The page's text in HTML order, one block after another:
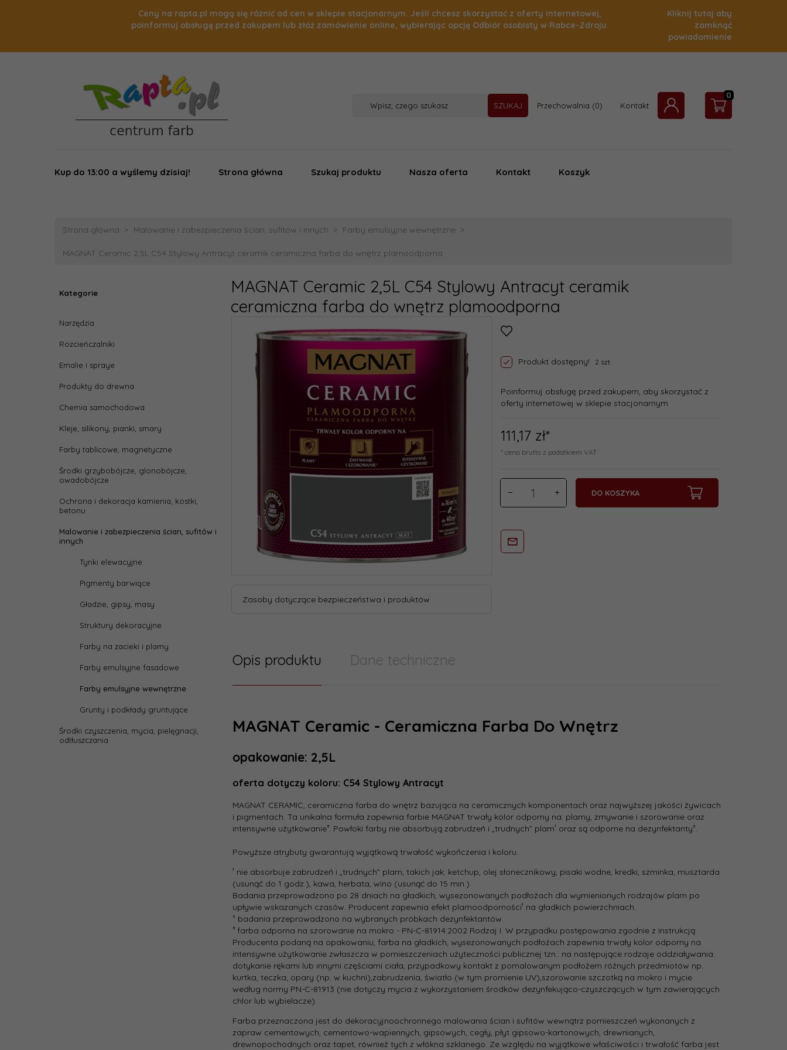
Ceny na rapta.pl mogą się różnić od cen w sklepie stacjonarnym. Jeśli chcesz skorzystać z oferty internetowej,
poinformuj obsługę przed zakupem lub złóż zamówienie online, wybierając opcję Odbiór osobisty w Rabce-Zdroju.
Kliknij tutaj aby
zamknąć
powiadomienie
SZUKAJ Przechowalnia Kontakt
0
Kup do 13:00 a wyślemy dzisiaj! Strona główna Szukaj produktu Nasza oferta Kontakt Koszyk
Strona główna Malowanie i zabezpieczenia ścian, sufitów i innych Farby emulsyjne wewnętrzne
MAGNAT Ceramic 2,5L C54 Stylowy Antracyt ceramik ceramiczna farba do wnętrz plamoodporna
Kategorie
Narzędzia
Rozcieńczalniki
Emalie i spraye
Produkty do drewna
Chemia samochodowa
Kleje, silikony, pianki, smary
Farby tablicowe, magnetyczne
Środki grzybobójcze, glonobójcze,
owadobójcze
Ochrona i dekoracja kamienia, kostki,
betonu
Malowanie i zabezpieczenia ścian, sufitów i
innych
Tynki elewacyjne
Pigmenty barwiące
Gładzie, gipsy, masy
Struktury dekoracyjne
Farby na zacieki i plamy
Farby emulsyjne fasadowe
Farby emulsyjne wewnętrzne
Grunty i podkłady gruntujące
Środki czyszczenia, mycia, pielęgnacji,
odtłuszczania
MAGNAT Ceramic 2,5L C54 Stylowy Antracyt ceramik
ceramiczna farba do wnętrz plamoodporna
Zasoby dotyczące bezpieczeństwa i produktów
Produkt dostępny! 2 szt.
Poinformuj obsługę przed zakupem, aby skorzystać z
oferty internetowej w sklepie stacjonarnym
111,17 zł*
* cena brutto z podatkiem VAT
DO KOSZYKA
Opis produktu Dane techniczne
MAGNAT Ceramic - Ceramiczna Farba Do Wnętrz
opakowanie: 2,5L
oferta dotyczy koloru: C54 Stylowy Antracyt
MAGNAT CERAMIC, ceramiczna farba do wnętrz bazująca na ceramicznych komponentach oraz najwyższej jakości żywicach
i pigmentach. Ta unikalna formuła zapewnia farbie MAGNAT trwały kolor odporny na: plamy, zmywanie i szorowanie oraz
intensywne użytkowanie³. Powłoki farby nie absorbują zabrudzeń i „trudnych” plam¹ oraz są odporne na dezynfektanty².
Powyższe atrybuty gwarantują wyjątkową trwałość wykończenia i koloru.
¹ nie absorbuje zabrudzeń i „trudnych” plam, takich jak: ketchup, olej słonecznikowy, pisaki wodne, kredki, szminka, musztarda
(usunąć do 1 godz.), kawa, herbata, wino (usunąć do 15 min.).
Badania przeprowadzono po 28 dniach na gładkich, wysezonowanych podłożach dla wymienionych rodzajów plam po
upływie wskazanych czasów. Producent zapewnia efekt plamoodporności¹ na gładkich powierzchniach.
² badania przeprowadzono na wybranych próbkach dezynfektantów.
³ farba odporna na szorowanie na mokro - PN-C-81914:2002 Rodzaj I. W przypadku postępowania zgodnie z instrukcją
Producenta podaną na opakowaniu, farba na gładkich, wysezonowanych podłożach zapewnia trwały kolor odporny na
intensywne użytkowanie zwłaszcza w pomieszczeniach użyteczności publicznej tzn.: na następujące rodzaje oddziaływania:
dotykanie rękami lub innymi częściami ciała, przypadkowy kontakt z pomalowanym podłożem różnych przedmiotów np.
kurtka, teczka; opary (np. w kuchni),zabrudzenia, światło (w tym promienie UV),szorowanie szczotką na mokro i mycie
według normy PN-C-81913 (nie dotyczy mycia z wykorzystaniem środków dezynfekująco-czyszczących w tym zawierających
chlor lub wybielacze).
Farba przeznaczona jest do dekoracyjno­ochronnego malowania ścian i sufitów wewnątrz pomieszczeń wykonanych z
zapraw cementowych, cementowo­-wapiennych, gipsowych, cegły, płyt gipsowo-­kartonowych, drewnianych,
drewnopochodnych oraz tapet, również tych z włókna szklanego. Ze względu na wyjątkowe właściwości i trwałość farba jest
Dane techniczne
Realizacja
zamówienia::
24 godzin
Cena
Farby emulsyjne
[l]:
Gama
odcienie szarości i srebra
Kolor
producenta:
C54 Stylowy Antracyt
Rodzaj: ścienna
Typ: Farba ceramiczna
Stopień
połysku:
mat
[m2/l]: